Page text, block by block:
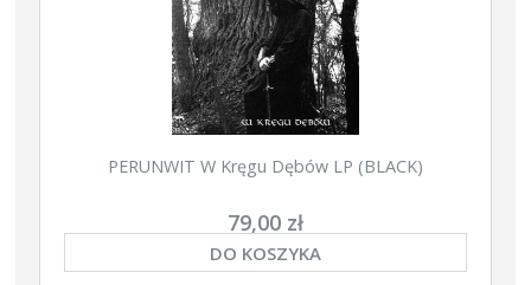
PERUNWIT W Kręgu Dębów LP (BLACK)
79,00 zł
DO KOSZYKA